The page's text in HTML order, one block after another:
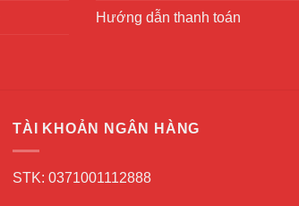
Hướng dẫn thanh toán
TÀI KHOẢN NGÂN HÀNG
STK: 0371001112888